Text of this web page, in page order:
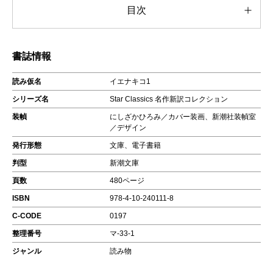
目次
書誌情報
読み仮名 イエナキコ1
シリーズ名 Star Classics 名作新訳コレクション
装幀
にしざかひろみ／カバー装画、新潮社装幀室
／デザイン
発行形態 文庫、電子書籍
判型 新潮文庫
頁数 480ページ
ISBN 978-4-10-240111-8
C-CODE 0197
整理番号 マ-33-1
ジャンル 読み物